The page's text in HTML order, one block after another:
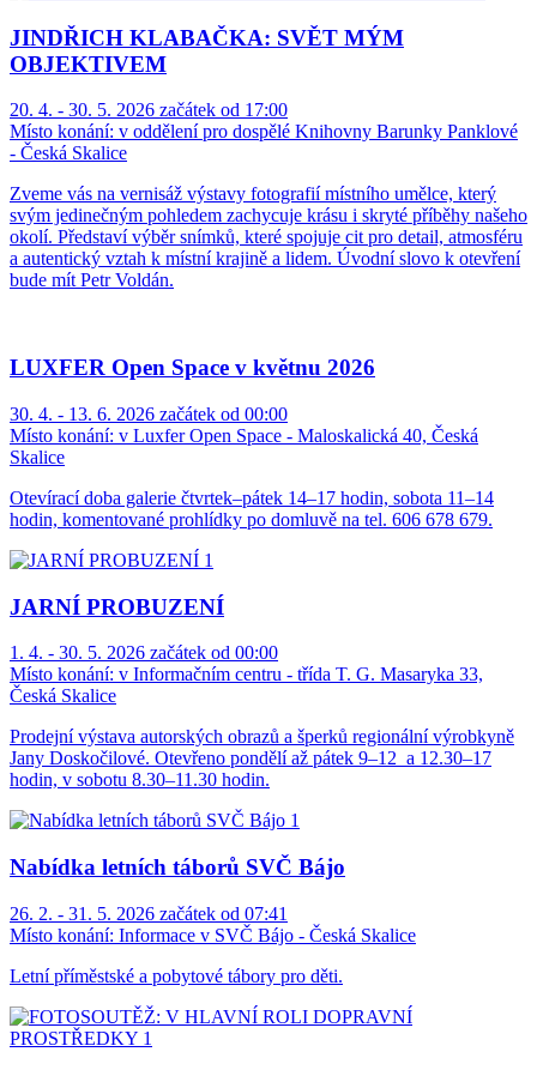
JINDŘICH KLABAČKA: SVĚT MÝM
OBJEKTIVEM
20. 4. - 30. 5. 2026 začátek od 17:00
Místo konání: v oddělení pro dospělé Knihovny Barunky Panklové
- Česká Skalice
Zveme vás na vernisáž výstavy fotografií místního umělce, který
svým jedinečným pohledem zachycuje krásu i skryté příběhy našeho
okolí. Představí výběr snímků, které spojuje cit pro detail, atmosféru
a autentický vztah k místní krajině a lidem. Úvodní slovo k otevření
bude mít Petr Voldán.
LUXFER Open Space v květnu 2026
30. 4. - 13. 6. 2026 začátek od 00:00
Místo konání: v Luxfer Open Space - Maloskalická 40, Česká
Skalice
Otevírací doba galerie čtvrtek–pátek 14–17 hodin, sobota 11–14
hodin, komentované prohlídky po domluvě na tel. 606 678 679.
JARNÍ PROBUZENÍ
1. 4. - 30. 5. 2026 začátek od 00:00
Místo konání: v Informačním centru - třída T. G. Masaryka 33,
Česká Skalice
Prodejní výstava autorských obrazů a šperků regionální výrobkyně
Jany Doskočilové. Otevřeno pondělí až pátek 9–12 a 12.30–17
hodin, v sobotu 8.30–11.30 hodin.
Nabídka letních táborů SVČ Bájo
26. 2. - 31. 5. 2026 začátek od 07:41
Místo konání: Informace v SVČ Bájo - Česká Skalice
Letní příměstské a pobytové tábory pro děti.